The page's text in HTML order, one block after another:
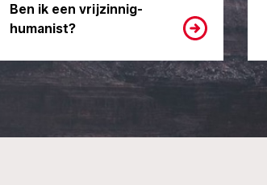
Ben ik een vrijzinnig-
humanist?